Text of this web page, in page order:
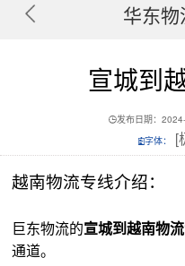
华东
宣城到
发布日期：
字体：
[
越南物流专线介绍：
巨东物流的宣城到越南物
通道。